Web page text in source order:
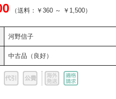
（送料：￥360 ～ ￥1,500）
河野信子
中古品（良好）